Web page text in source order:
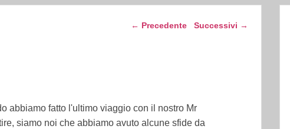
Navigazione articolo
← Precedente Successivi →
abbiamo fatto l'ultimo viaggio con il nostro Mr
siamo noi che abbiamo avuto alcune sfide da